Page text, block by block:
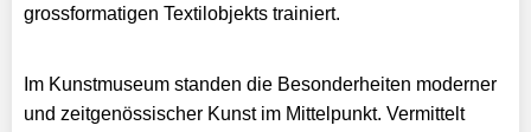
grossformatigen Textilobjekts trainiert.
Im Kunstmuseum standen die Besonderheiten moderner
und zeitgenössischer Kunst im Mittelpunkt. Vermittelt